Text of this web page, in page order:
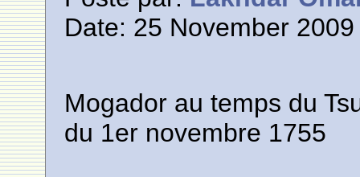
Date: 25 November
Mogador au temps du
du 1er novembre 1755